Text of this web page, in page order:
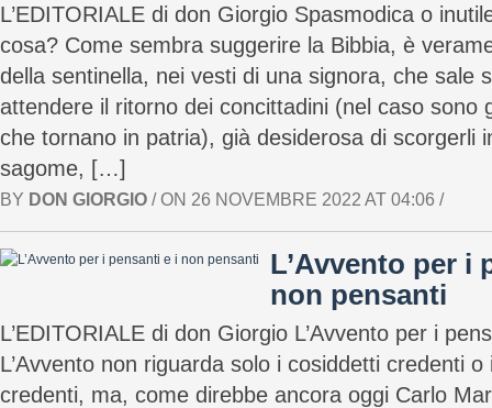
L’EDITORIALE di don Giorgio Spasmodica o
cosa? Come sembra suggerire la Bibbia, è
della sentinella, nei vesti di una signora, che sale
attendere il ritorno dei concittadini (nel caso sono
che tornano in patria), già desiderosa di scorgerli
sagome, […]
BY DON GIORGIO / ON 26 NOVEMBRE 2022 AT 04:06 /
L’Avvento per i
non pensanti
L’EDITORIALE di don Giorgio L’Avvento per i
L’Avvento non riguarda solo i cosiddetti credenti
credenti, ma, come direbbe ancora oggi Carlo